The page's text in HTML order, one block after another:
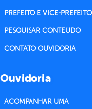
PREFEITO E VICE-PREFEITO
PESQUISAR CONTEÚDO
CONTATO OUVIDORIA
Ouvidoria
ACOMPANHAR UMA